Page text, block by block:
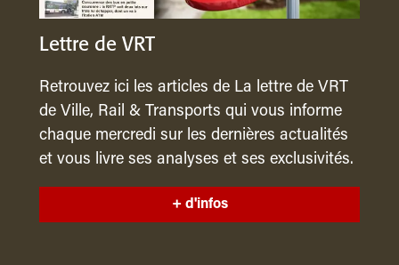
Lettre de VRT
Retrouvez ici les articles de La lettre de VRT
de Ville, Rail & Transports qui vous informe
chaque mercredi sur les dernières actualités
et vous livre ses analyses et ses exclusivités.
+ d'infos